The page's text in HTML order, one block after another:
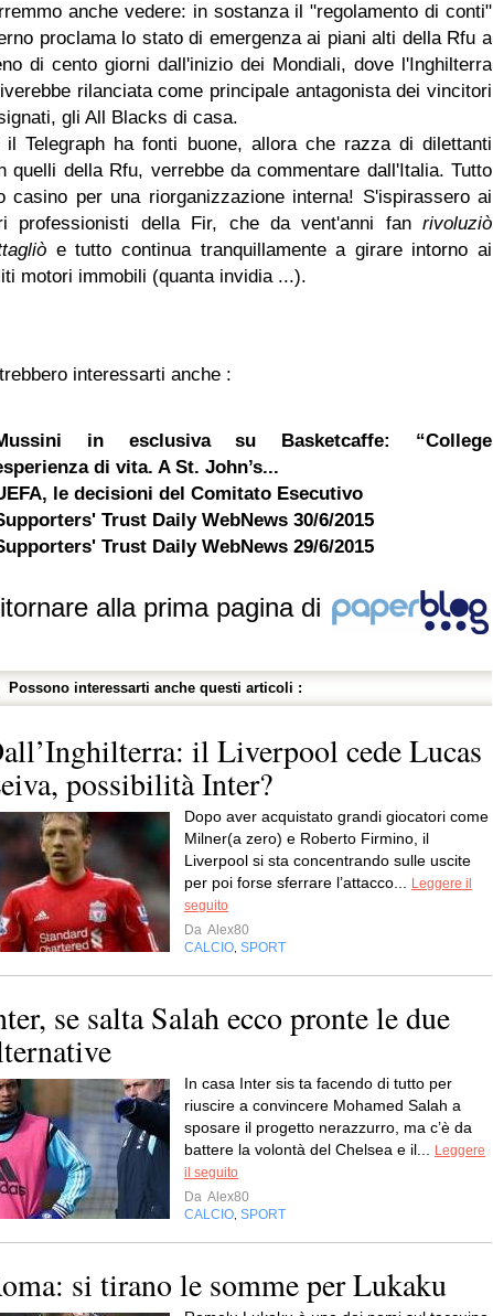
anche vedere: in sostanza il "regolamento di conti"
proclama lo stato di emergenza ai piani alti della Rfu a
di cento giorni dall'inizio dei Mondiali, dove l'Inghilterra
rilanciata come principale antagonista dei vincitori
gli All Blacks di casa.
il Telegraph ha fonti buone, allora che razza di dilettanti
quelli della Rfu, verrebbe da commentare dall'Italia. Tutto
casino per una riorganizzazione interna! S'ispirassero ai
professionisti della Fir, che da vent'anni fan rivoluziò
e tutto continua tranquillamente a girare intorno ai
motori immobili (quanta invidia ...).
interessarti anche :
in esclusiva su Basketcaffe: “College
di vita. A St. John’s...
le decisioni del Comitato Esecutivo
Trust Daily WebNews 30/6/2015
Trust Daily WebNews 29/6/2015
alla prima pagina di
Possono interessarti anche questi articoli :
il Liverpool cede Lucas
possibilità Inter?
Dopo aver acquistato grandi giocatori come
Milner(a zero) e Roberto Firmino, il
Liverpool si sta concentrando sulle uscite
per poi forse sferrare l’attacco...
Leggere il
seguito
Da Alex80
CALCIO SPORT
se salta Salah ecco pronte le due
In casa Inter sis ta facendo di tutto per
riuscire a convincere Mohamed Salah a
sposare il progetto nerazzurro, ma c’è da
battere la volontà del Chelsea e il...
Leggere
il seguito
Da Alex80
CALCIO SPORT
si tirano le somme per Lukaku